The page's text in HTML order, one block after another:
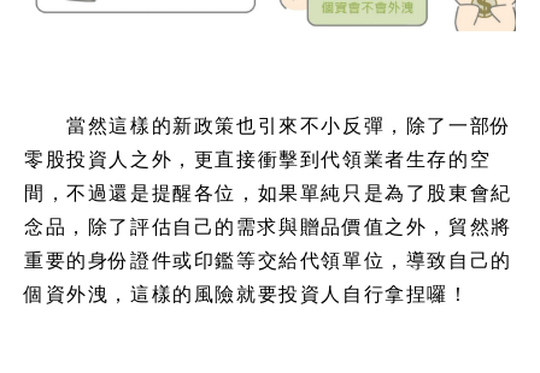
當然這樣的新政策也引來不小反彈，除了一部份
零股投資人之外，更直接衝擊到代領業者生存的空
間，不過還是提醒各位，如果單純只是為了股東會紀
念品，除了評估自己的需求與贈品價值之外，貿然將
重要的身份證件或印鑑等交給代領單位，導致自己的
個資外洩，這樣的風險就要投資人自行拿捏囉！